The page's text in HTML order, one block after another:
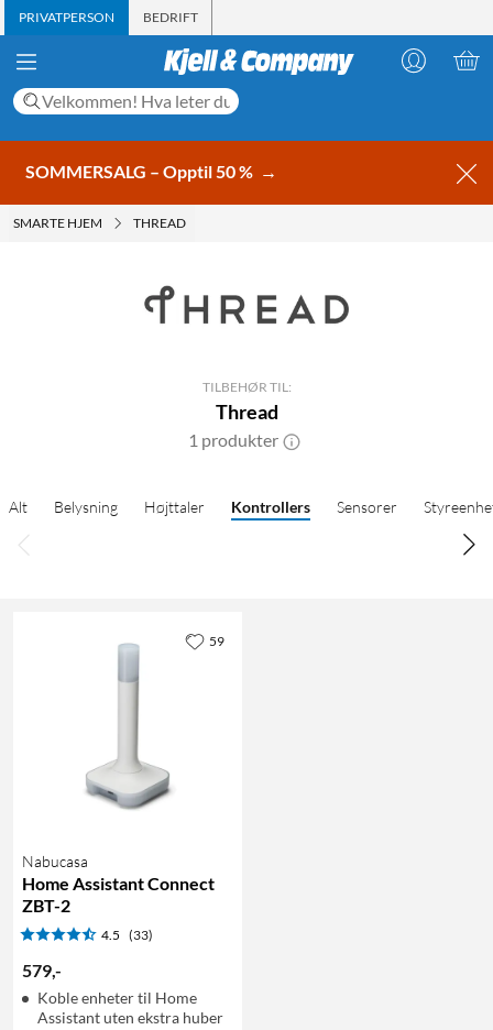
PRIVATPERSON BEDRIFT
SOMMERSALG – Opptil 50 % →
SMARTE HJEM THREAD
TILBEHØR TIL:
Thread
1 produkter
Alt Belysning Højttaler Kontrollers Sensorer
Nabucasa
Home Assistant Connect
ZBT-2
4.5 (33)
579-
Koble enheter til Home
Assistant uten ekstra huber
59